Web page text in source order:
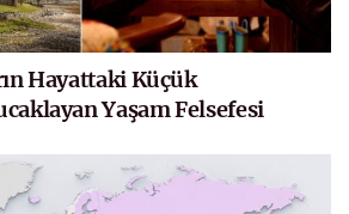
Hayattaki Küçük
Yaşam Felsefesi